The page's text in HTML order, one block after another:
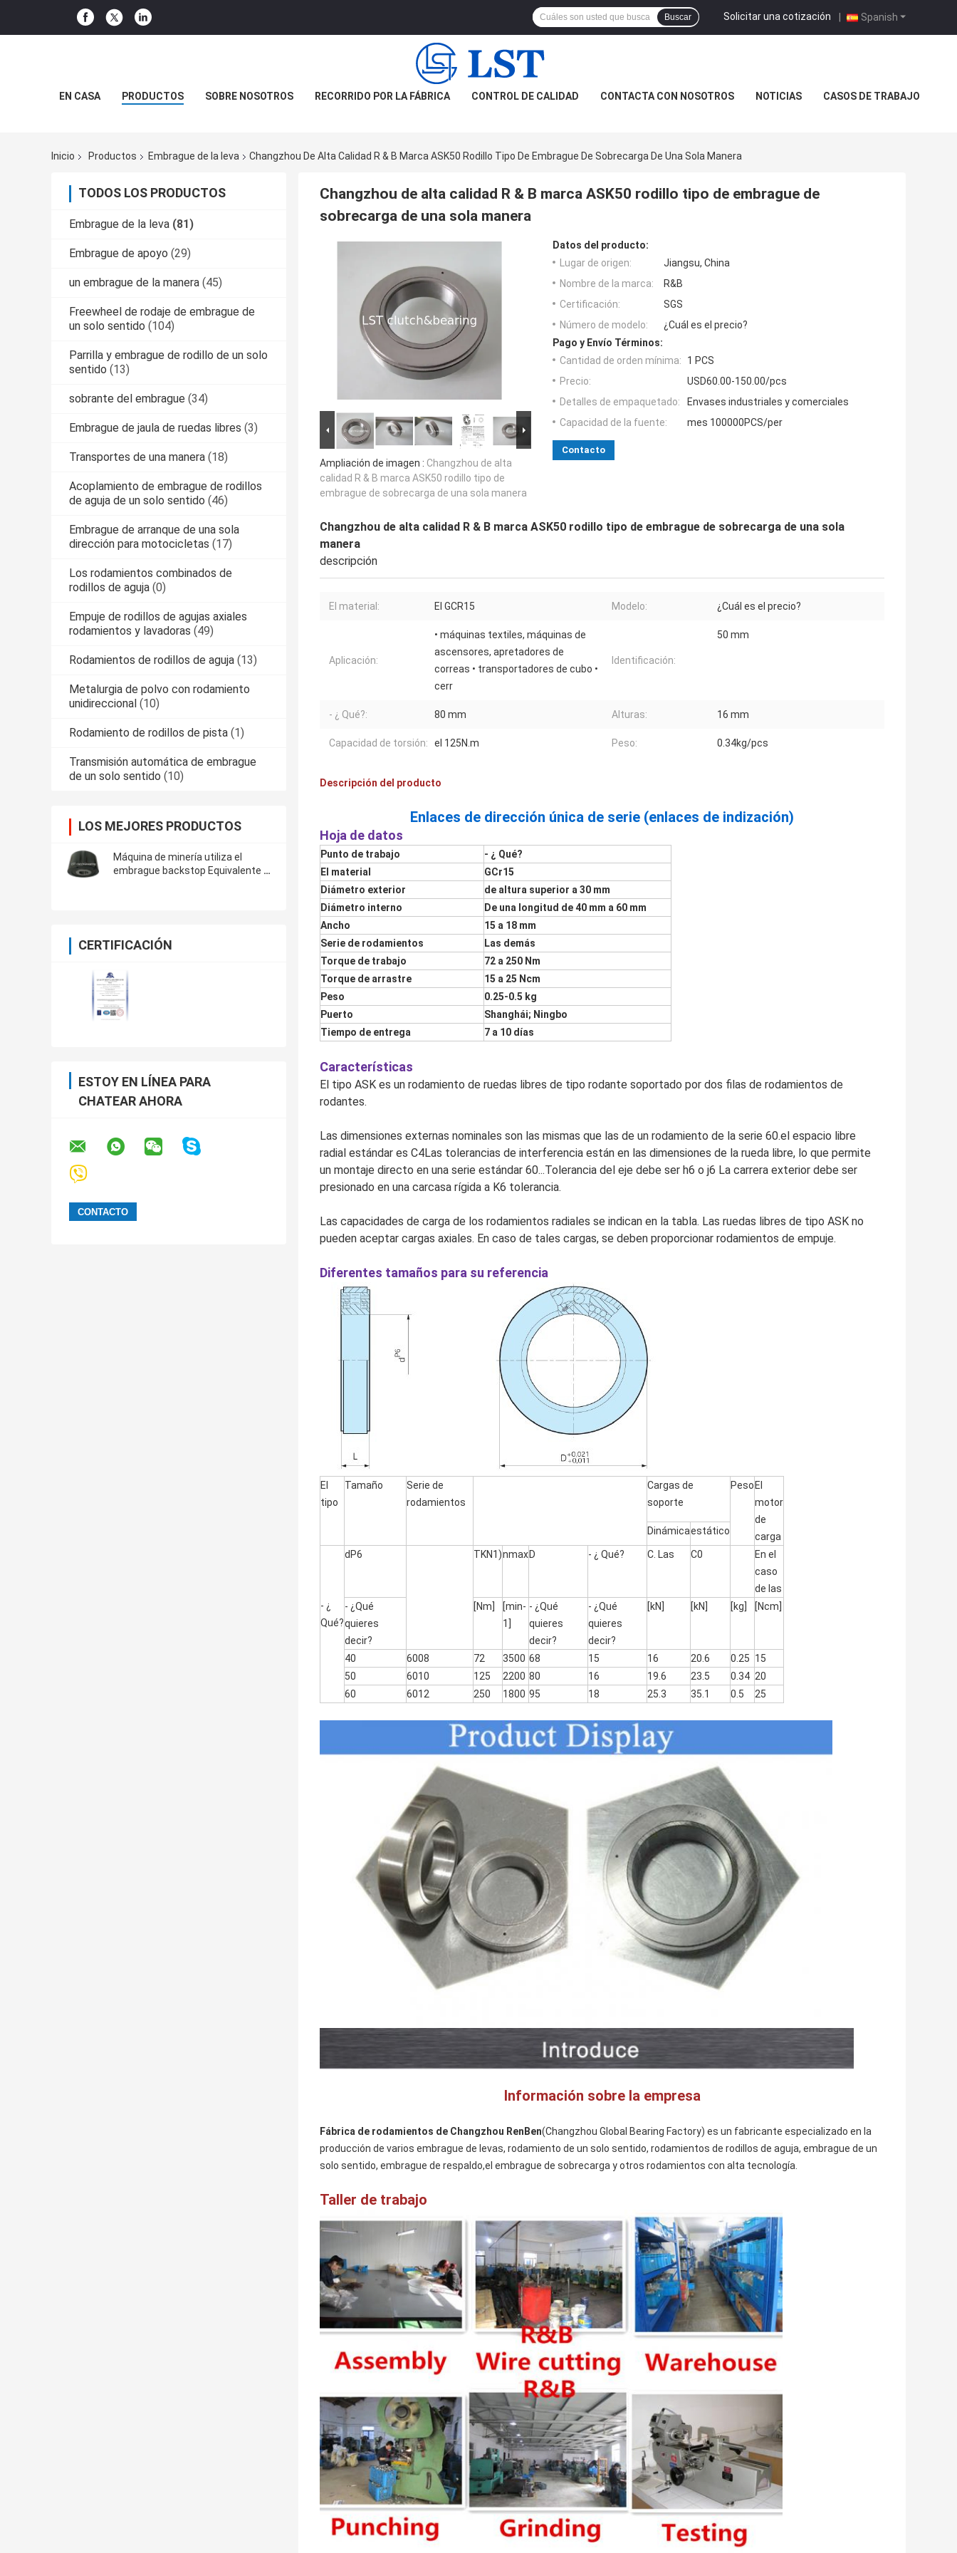
Deja un mensaje
¡Te llamaremos pronto!
Spanish
Solicitar una cotización |
Buscar
EN CASA PRODUCTOS SOBRE NOSOTROS RECORRIDO POR LA FÁBRICA CONTROL DE CALIDAD CONTACTA CON NOSOTROS NOTICIAS CASOS DE TRABAJO
Inicio Productos Embrague de la leva Changzhou De Alta Calidad R & B Marca ASK50 Rodillo Tipo De Embrague De Sobrecarga De Una Sola Manera
TODOS LOS PRODUCTOS
Embrague de la leva (81)
Embrague de apoyo (29)
un embrague de la manera (45)
Freewheel de rodaje de embrague de
un solo sentido (104)
Parrilla y embrague de rodillo de un solo
sentido (13)
sobrante del embrague (34)
Embrague de jaula de ruedas libres (3)
Transportes de una manera (18)
Acoplamiento de embrague de rodillos
de aguja de un solo sentido (46)
Embrague de arranque de una sola
dirección para motocicletas (17)
Los rodamientos combinados de
rodillos de aguja (0)
Empuje de rodillos de agujas axiales
rodamientos y lavadoras (49)
Rodamientos de rodillos de aguja (13)
Metalurgia de polvo con rodamiento
unidireccional (10)
Rodamiento de rodillos de pista (1)
Transmisión automática de embrague
de un solo sentido (10)
LOS MEJORES PRODUCTOS
Máquina de minería utiliza el
embrague backstop Equivalente a
CERTIFICACIÓN
ESTOY EN LÍNEA PARA
CHATEAR AHORA
Changzhou de alta calidad R & B marca ASK50 rodillo tipo de embrague de
sobrecarga de una sola manera
Ampliación de imagen : Changzhou de alta
calidad R & B marca ASK50 rodillo tipo de
embrague de sobrecarga de una sola manera
Datos del producto:
Lugar de origen:
Jiangsu, China
Nombre de la marca:
R&B
Certificación:
SGS
Número de modelo:
¿Cuál es el precio?
Pago y Envío Términos:
Cantidad de orden mínima:
1 PCS
Precio:
USD60.00-150.00/pcs
Detalles de empaquetado:
Envases industriales y comerciales
Capacidad de la fuente:
mes 100000PCS/per
Contacto
Changzhou de alta calidad R & B marca ASK50 rodillo tipo de embrague de sobrecarga de una sola
manera
descripción
El material: El GCR15 Modelo: ¿Cuál es el precio?
Aplicación:
• máquinas textiles, máquinas de
ascensores, apretadores de
correas • transportadores de cubo •
cerr
Identificación:
50 mm
- ¿ Qué?: 80 mm Alturas: 16 mm
Capacidad de torsión: el 125N.m Peso: 0.34kg/pcs
Descripción del producto
Enlaces de dirección única de serie (enlaces de indización)
Hoja de datos
Punto de trabajo
- ¿ Qué?
El material
GCr15
Diámetro exterior
de altura superior a 30 mm
Diámetro interno
De una longitud de 40 mm a 60 mm
Ancho
15 a 18 mm
Serie de rodamientos
Las demás
Torque de trabajo
72 a 250 Nm
Torque de arrastre
15 a 25 Ncm
Peso
0.25-0.5 kg
Puerto
Shanghái; Ningbo
Tiempo de entrega
7 a 10 días
Características
El tipo ASK es un rodamiento de ruedas libres de tipo rodante soportado por dos filas de rodamientos de
rodantes.
Las dimensiones externas nominales son las mismas que las de un rodamiento de la serie 60.el espacio libre
radial estándar es C4Las tolerancias de interferencia están en las dimensiones de la rueda libre, lo que permite
un montaje directo en una serie estándar 60...Tolerancia del eje debe ser h6 o j6 La carrera exterior debe ser
presionado en una carcasa rígida a K6 tolerancia.
Las capacidades de carga de los rodamientos radiales se indican en la tabla. Las ruedas libres de tipo ASK no
pueden aceptar cargas axiales. En caso de tales cargas, se deben proporcionar rodamientos de empuje.
Diferentes tamaños para su referencia
El
tipo
Tamaño
Serie de
rodamientos
Cargas de
soporte
Peso El
motor
de
carga
Dinámicaestático
- ¿
Qué?
dP6 TKN1)nmaxD - ¿ Qué? C. Las C0
En el
caso
de las
- ¿Qué
quieres
decir?
[Nm]
[min-
1]
- ¿Qué
quieres
decir?
- ¿Qué
quieres
decir?
[kN] [kN] [kg] [Ncm]
40 6008 72 3500 68 15 16 20.6 0.25 15
50
6010 125 2200 80 16 19.6 23.5 0.34 20
60
6012 250 1800 95 18 25.3 35.1 0.5 25
Información sobre la empresa
Fábrica de rodamientos de Changzhou RenBen(Changzhou Global Bearing Factory) es un fabricante especializado en la
producción de varios embrague de levas, rodamiento de un solo sentido, rodamientos de rodillos de aguja, embrague de un
solo sentido, embrague de respaldo,el embrague de sobrecarga y otros rodamientos con alta tecnología.
Taller de trabajo